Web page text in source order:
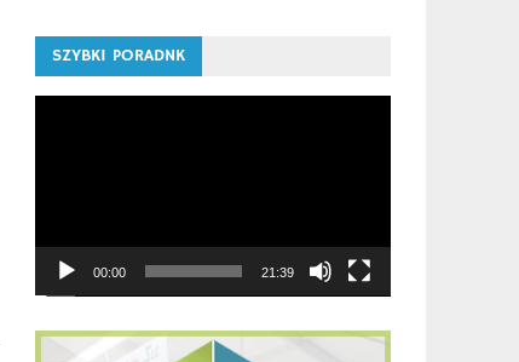
SZYBKI PORADNK
00:00 21:39